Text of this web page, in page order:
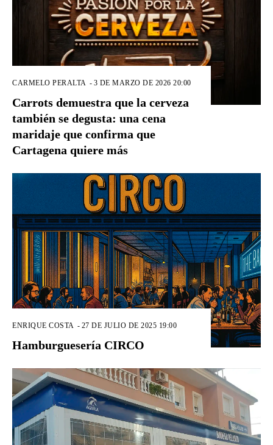
CARMELO PERALTA - 3 DE MARZO DE 2026 20:00
Carrots demuestra que la cerveza
también se degusta: una cena
maridaje que confirma que
Cartagena quiere más
ENRIQUE COSTA - 27 DE JULIO DE 2025 19:00
Hamburguesería CIRCO